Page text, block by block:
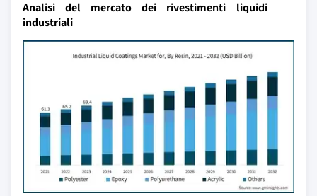
Analisi del mercato dei rivestimenti liquidi
industriali